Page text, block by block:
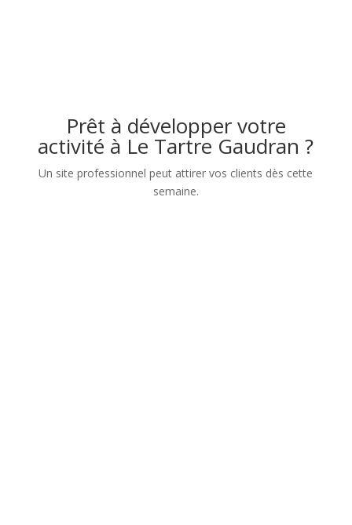
Prêt à développer votre
activité à Le Tartre Gaudran ?
Un site professionnel peut attirer vos clients dès cette
semaine.